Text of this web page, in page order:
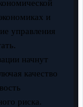
и
управления
начнут
качество
риска.